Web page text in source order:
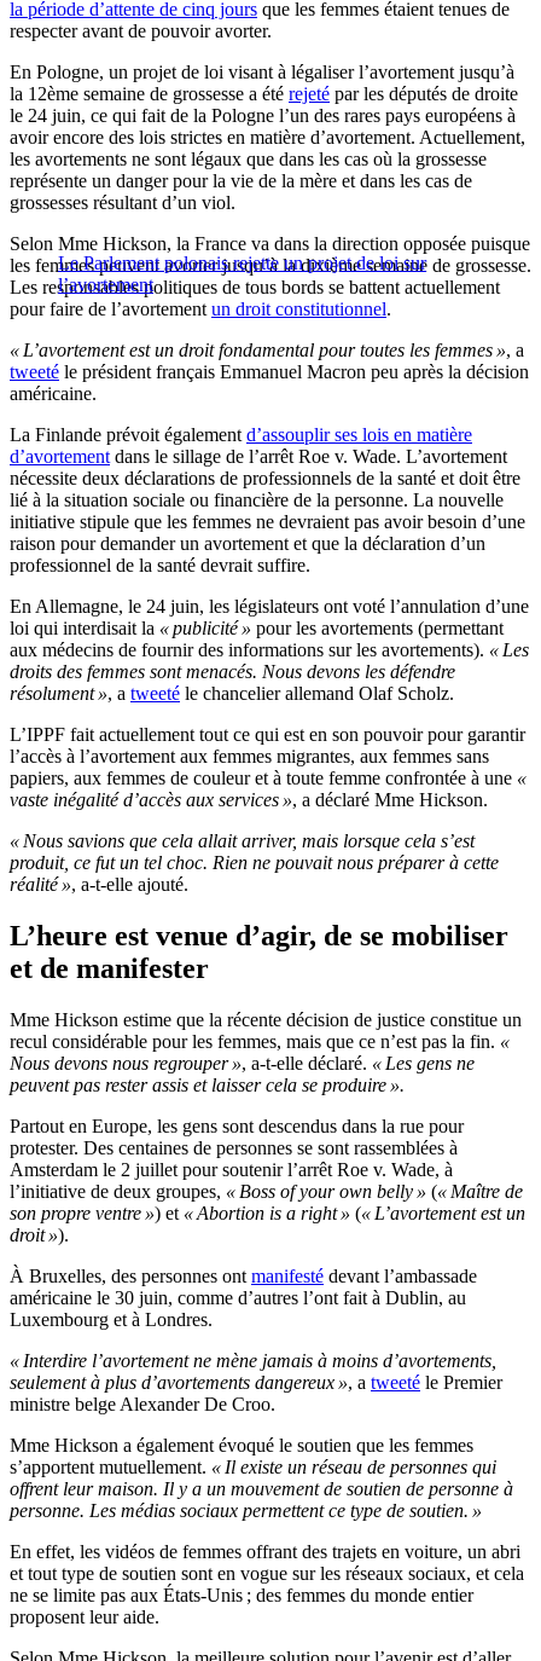
la période d’attente de cinq jours que les femmes étaient tenues de
respecter avant de pouvoir avorter.
En Pologne, un projet de loi visant à légaliser l’avortement jusqu’à
la 12ème semaine de grossesse a été rejeté par les députés de droite
le 24 juin, ce qui fait de la Pologne l’un des rares pays européens à
avoir encore des lois strictes en matière d’avortement. Actuellement,
les avortements ne sont légaux que dans les cas où la grossesse
représente un danger pour la vie de la mère et dans les cas de
grossesses résultant d’un viol.
Le Parlement polonais rejette un projet de loi sur
l’avortement
Selon Mme Hickson, la France va dans la direction opposée puisque
les femmes peuvent avorter jusqu’à la dixième semaine de grossesse.
Les responsables politiques de tous bords se battent actuellement
pour faire de l’avortement un droit constitutionnel.
« L’avortement est un droit fondamental pour toutes les femmes », a
tweeté le président français Emmanuel Macron peu après la décision
américaine.
La Finlande prévoit également d’assouplir ses lois en matière
d’avortement dans le sillage de l’arrêt Roe v. Wade. L’avortement
nécessite deux déclarations de professionnels de la santé et doit être
lié à la situation sociale ou financière de la personne. La nouvelle
initiative stipule que les femmes ne devraient pas avoir besoin d’une
raison pour demander un avortement et que la déclaration d’un
professionnel de la santé devrait suffire.
En Allemagne, le 24 juin, les législateurs ont voté l’annulation d’une
loi qui interdisait la « publicité » pour les avortements (permettant
aux médecins de fournir des informations sur les avortements). « Les
droits des femmes sont menacés. Nous devons les défendre
résolument », a tweeté le chancelier allemand Olaf Scholz.
L’IPPF fait actuellement tout ce qui est en son pouvoir pour garantir
l’accès à l’avortement aux femmes migrantes, aux femmes sans
papiers, aux femmes de couleur et à toute femme confrontée à une «
vaste inégalité d’accès aux services », a déclaré Mme Hickson.
« Nous savions que cela allait arriver, mais lorsque cela s’est
produit, ce fut un tel choc. Rien ne pouvait nous préparer à cette
réalité », a-t-elle ajouté.
L’heure est venue d’agir, de se mobiliser
et de manifester
Mme Hickson estime que la récente décision de justice constitue un
recul considérable pour les femmes, mais que ce n’est pas la fin. «
Nous devons nous regrouper », a-t-elle déclaré. « Les gens ne
peuvent pas rester assis et laisser cela se produire ».
Partout en Europe, les gens sont descendus dans la rue pour
protester. Des centaines de personnes se sont rassemblées à
Amsterdam le 2 juillet pour soutenir l’arrêt Roe v. Wade, à
l’initiative de deux groupes, « Boss of your own belly » (« Maître de
son propre ventre ») et « Abortion is a right » (« L’avortement est un
droit »).
À Bruxelles, des personnes ont manifesté devant l’ambassade
américaine le 30 juin, comme d’autres l’ont fait à Dublin, au
Luxembourg et à Londres.
« Interdire l’avortement ne mène jamais à moins d’avortements,
seulement à plus d’avortements dangereux », a tweeté le Premier
ministre belge Alexander De Croo.
Mme Hickson a également évoqué le soutien que les femmes
s’apportent mutuellement. « Il existe un réseau de personnes qui
offrent leur maison. Il y a un mouvement de soutien de personne à
personne. Les médias sociaux permettent ce type de soutien. »
En effet, les vidéos de femmes offrant des trajets en voiture, un abri
et tout type de soutien sont en vogue sur les réseaux sociaux, et cela
ne se limite pas aux États-Unis ; des femmes du monde entier
proposent leur aide.